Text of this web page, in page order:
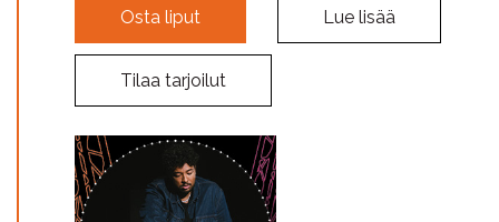
Osta liput Lue lisää
Tilaa tarjoilut